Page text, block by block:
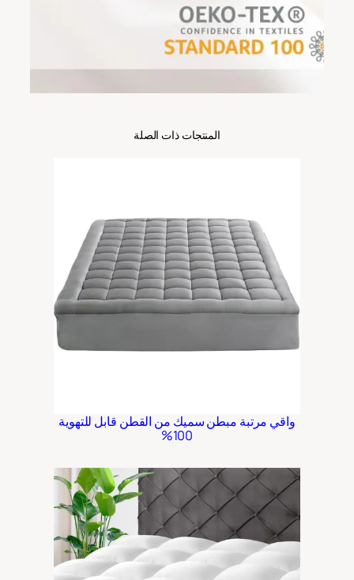
المنتجات ذات الصلة
واقي مرتبة مبطن سميك من القطن قابل للتهوية
100%